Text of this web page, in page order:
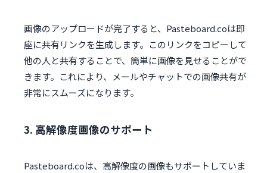
画像のアップロードが完了すると、Pasteboard.coは即
座に共有リンクを生成します。このリンクをコピーして
他の人と共有することで、簡単に画像を見せることがで
きます。これにより、メールやチャットでの画像共有が
非常にスムーズになります。
3. 高解像度画像のサポート
Pasteboard.coは、高解像度の画像もサポートしていま